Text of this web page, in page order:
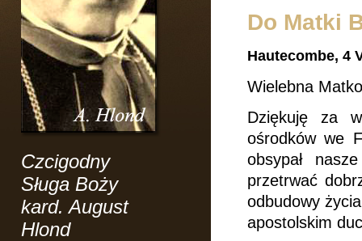
Czcigodny
Sługa Boży
kard. August
Hlond
Do Matki
Hautecombe, 4
Wielebna
Dziękuję za
ośrodków we
obsypał
przetrwać
odbudowy
apostolskim